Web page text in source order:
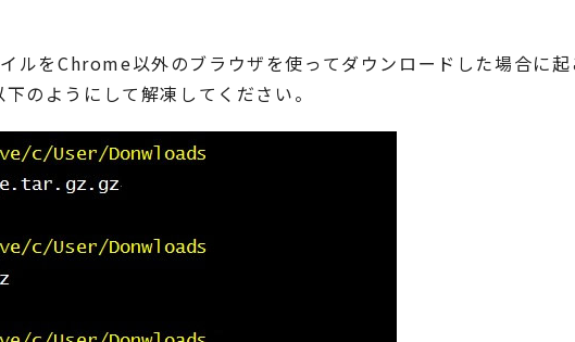
をChrome以外のブラウザを使ってダウンロードした場合に起
のようにして解凍してください。